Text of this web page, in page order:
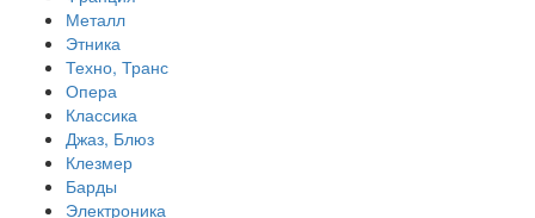
Металл
Этника
Техно, Транс
Опера
Классика
Джаз, Блюз
Клезмер
Барды
Электроника